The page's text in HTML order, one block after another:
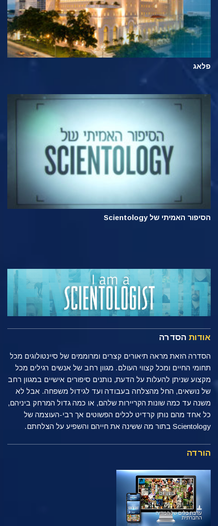
פלאג
הסיפור האמיתי של Scientology
אודות הסדרה
הסדרה הזאת מראה תיאורים קצרים ומרוממים של סיינטולוגים מכל
תחומי החיים ומכל קצווי העולם. מגוון רחב של אנשים רגילים מכל
מקצוע שניתן להעלות על הדעת, נותנים סיפורים אישיים במגוון רחב
של נושאים, החל מהצלחה בעבודה ועד לגידול משפחה. אבל לא
משנה עד כמה שונות הקריירות שלהם, או כמה גדול המרחק ביניהם,
כל אחד מהם נותן קרדיט לכלים הפשוטים אך רבי-העוצמה של
Scientology בתור מה ששינה את חייהם והשפיע על הצלחתם.
הורדה